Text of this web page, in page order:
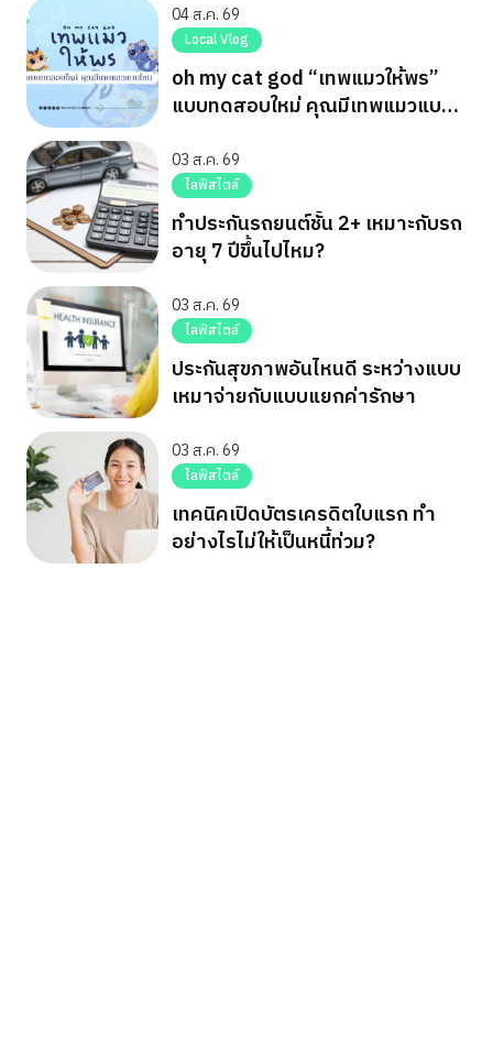
04 ส.ค. 69
Local Vlog
oh my cat god “เทพแมวให้พร”
แบบทดสอบใหม่ คุณมีเทพแมวแบบ
03 ส.ค. 69
ไลฟ์สไตล์
ทำประกันรถยนต์ชั้น 2+ เหมาะกับรถ
อายุ 7 ปีขึ้นไปไหม?
03 ส.ค. 69
ไลฟ์สไตล์
ประกันสุขภาพอันไหนดี ระหว่างแบบ
เหมาจ่ายกับแบบแยกค่ารักษา
03 ส.ค. 69
ไลฟ์สไตล์
เทคนิคเปิดบัตรเครดิตใบแรก ทำ
อย่างไรไม่ให้เป็นหนี้ท่วม?